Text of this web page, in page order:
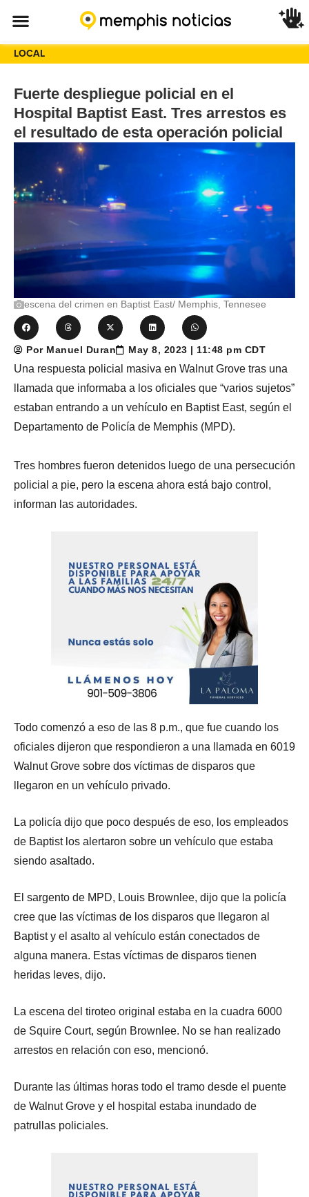
LOCAL
Fuerte despliegue policial en el
Hospital Baptist East. Tres arrestos es
el resultado de esta operación policial
escena del crimen en Baptist East/ Memphis, Tennesee
Por Manuel Duran May 8, 2023 | 11:48 pm CDT
Una respuesta policial masiva en Walnut Grove tras una
llamada que informaba a los oficiales que “varios sujetos”
estaban entrando a un vehículo en Baptist East, según el
Departamento de Policía de Memphis (MPD).
Tres hombres fueron detenidos luego de una persecución
policial a pie, pero la escena ahora está bajo control,
informan las autoridades.
Todo comenzó a eso de las 8 p.m., que fue cuando los
oficiales dijeron que respondieron a una llamada en 6019
Walnut Grove sobre dos víctimas de disparos que
llegaron en un vehículo privado.
La policía dijo que poco después de eso, los empleados
de Baptist los alertaron sobre un vehículo que estaba
siendo asaltado.
El sargento de MPD, Louis Brownlee, dijo que la policía
cree que las víctimas de los disparos que llegaron al
Baptist y el asalto al vehículo están conectados de
alguna manera. Estas víctimas de disparos tienen
heridas leves, dijo.
La escena del tiroteo original estaba en la cuadra 6000
de Squire Court, según Brownlee. No se han realizado
arrestos en relación con eso, mencionó.
Durante las últimas horas todo el tramo desde el puente
de Walnut Grove y el hospital estaba inundado de
patrullas policiales.